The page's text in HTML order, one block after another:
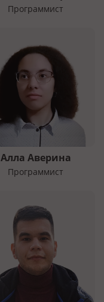
Программист
Алла Аверина
Программист